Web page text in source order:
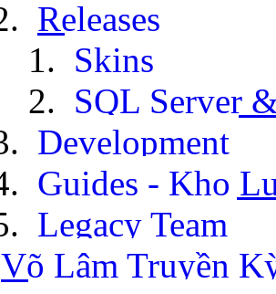
Releases
Skins
SQL Server
Development
Guides - Kho
Legacy Team
Võ Lâm Truyền